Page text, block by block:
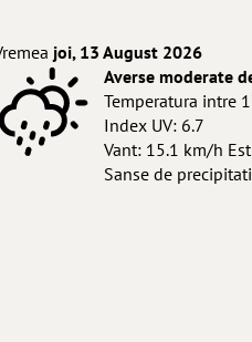
joi, 13 August 2026
Averse moderate
Temperatura intre
Index UV: 6.7
Vant: 15.1 km/h Est
Sanse de